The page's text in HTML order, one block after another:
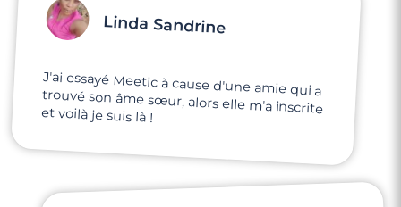
Linda Sandrine
J'ai essayé Meetic à cause d'une amie qui a
trouvé son âme sœur, alors elle m'a inscrite
et voilà je suis là !